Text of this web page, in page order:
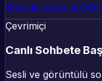
Sonraki adım:
Çevrimiçi
Canlı Sohbete
Sesli ve görüntülü